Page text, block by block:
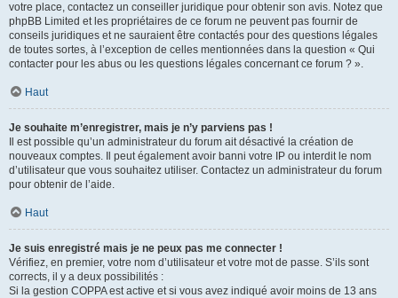
votre place, contactez un conseiller juridique pour obtenir son avis. Notez que
phpBB Limited et les propriétaires de ce forum ne peuvent pas fournir de
conseils juridiques et ne sauraient être contactés pour des questions légales
de toutes sortes, à l’exception de celles mentionnées dans la question « Qui
contacter pour les abus ou les questions légales concernant ce forum ? ».
Haut
Je souhaite m’enregistrer, mais je n’y parviens pas !
Il est possible qu’un administrateur du forum ait désactivé la création de
nouveaux comptes. Il peut également avoir banni votre IP ou interdit le nom
d’utilisateur que vous souhaitez utiliser. Contactez un administrateur du forum
pour obtenir de l’aide.
Haut
Je suis enregistré mais je ne peux pas me connecter !
Vérifiez, en premier, votre nom d’utilisateur et votre mot de passe. S’ils sont
corrects, il y a deux possibilités :
Si la gestion COPPA est active et si vous avez indiqué avoir moins de 13 ans